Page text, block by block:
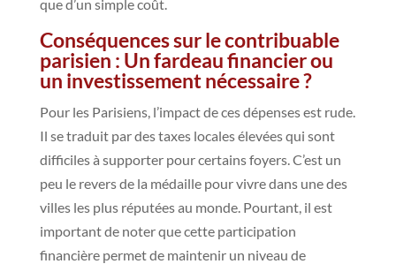
que d’un simple coût.
Conséquences sur le contribuable
parisien : Un fardeau financier ou
un investissement nécessaire ?
Pour les Parisiens, l’impact de ces dépenses est rude.
Il se traduit par des taxes locales élevées qui sont
difficiles à supporter pour certains foyers. C’est un
peu le revers de la médaille pour vivre dans une des
villes les plus réputées au monde. Pourtant, il est
important de noter que cette participation
financière permet de maintenir un niveau de